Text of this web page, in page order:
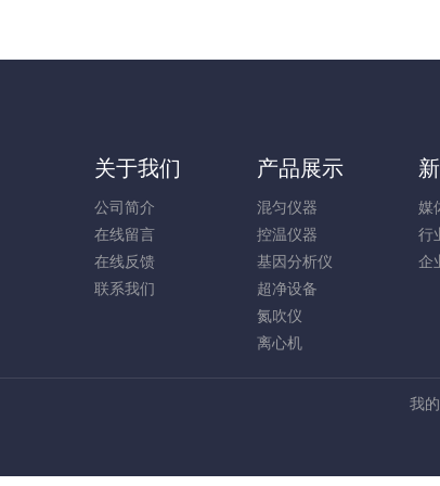
关于我们
公司简介
在线留言
在线反馈
联系我们
产品展示
混匀仪器
控温仪器
基因分析仪
超净设备
氮吹仪
离心机
媒
行
企
我